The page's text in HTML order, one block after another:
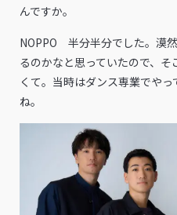
んですか。
NOPPO 半分半分でした。漠
るのかなと思っていたので、
くて。当時はダンス専業でや
ね。